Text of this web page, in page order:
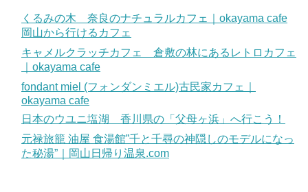
くるみの木 奈良のナチュラルカフェ｜okayama cafe
岡山から行けるカフェ
キャメルクラッチカフェ 倉敷の林にあるレトロカフェ
｜okayama cafe
fondant miel (フォンダンミエル)古民家カフェ｜
okayama cafe
日本のウユニ塩湖 香川県の「父母ヶ浜」へ行こう！
元禄旅籠 油屋 食湯館”千と千尋の神隠しのモデルになっ
た秘湯”｜岡山日帰り温泉.com